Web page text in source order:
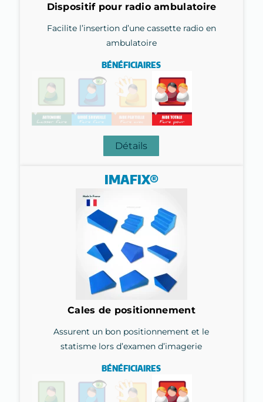
Dispositif pour radio ambulatoire
Facilite l’insertion d’une cassette radio en
ambulatoire
BÉNÉFICIAIRES
Détails
IMAFIX®
Cales de positionnement
Assurent un bon positionnement et le
statisme lors d’examen d’imagerie
BÉNÉFICIAIRES